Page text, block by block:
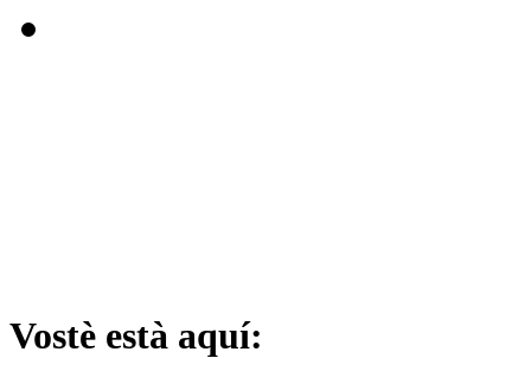
Vostè està aquí: